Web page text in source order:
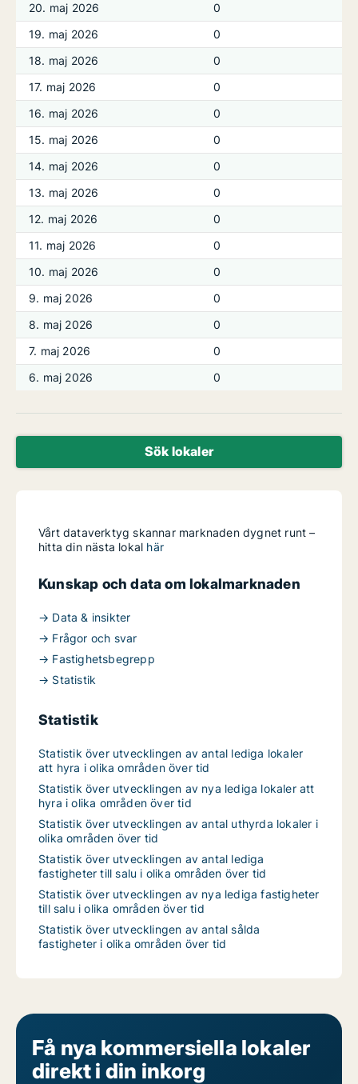
20. maj 2026
0
19. maj 2026
0
18. maj 2026
0
17. maj 2026
0
16. maj 2026
0
15. maj 2026
0
14. maj 2026
0
13. maj 2026
0
12. maj 2026
0
11. maj 2026
0
10. maj 2026
0
9. maj 2026
0
8. maj 2026
0
7. maj 2026
0
6. maj 2026
0
Sök lokaler
Vårt dataverktyg skannar marknaden dygnet runt –
hitta din nästa lokal här
Kunskap och data om lokalmarknaden
→ Data & insikter
→ Frågor och svar
→ Fastighetsbegrepp
→ Statistik
Statistik
Statistik över utvecklingen av antal lediga lokaler
att hyra i olika områden över tid
Statistik över utvecklingen av nya lediga lokaler att
hyra i olika områden över tid
Statistik över utvecklingen av antal uthyrda lokaler i
olika områden över tid
Statistik över utvecklingen av antal lediga
fastigheter till salu i olika områden över tid
Statistik över utvecklingen av nya lediga fastigheter
till salu i olika områden över tid
Statistik över utvecklingen av antal sålda
fastigheter i olika områden över tid
Få nya kommersiella lokaler
direkt i din inkorg